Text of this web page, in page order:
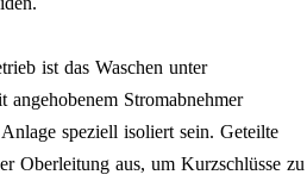
ist das Waschen unter
Stromabnehmer
speziell isoliert sein. Geteilte
Oberleitung aus, um Kurzschlüsse zu